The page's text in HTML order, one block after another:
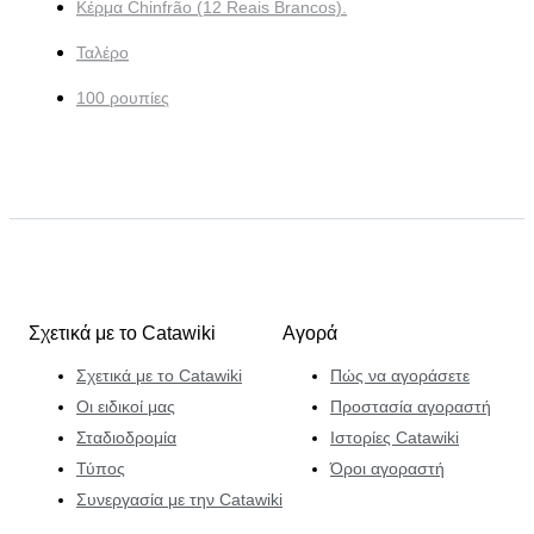
Κέρμα Chinfrão (12 Reais Brancos).
Ταλέρο
100 ρουπίες
Σχετικά με το Catawiki
Σχετικά με το Catawiki
Οι ειδικοί μας
Σταδιοδρομία
Τύπος
Συνεργασία με την Catawiki
Αγορά
Πώς να αγοράσετε
Προστασία αγοραστή
Ιστορίες Catawiki
Όροι αγοραστή